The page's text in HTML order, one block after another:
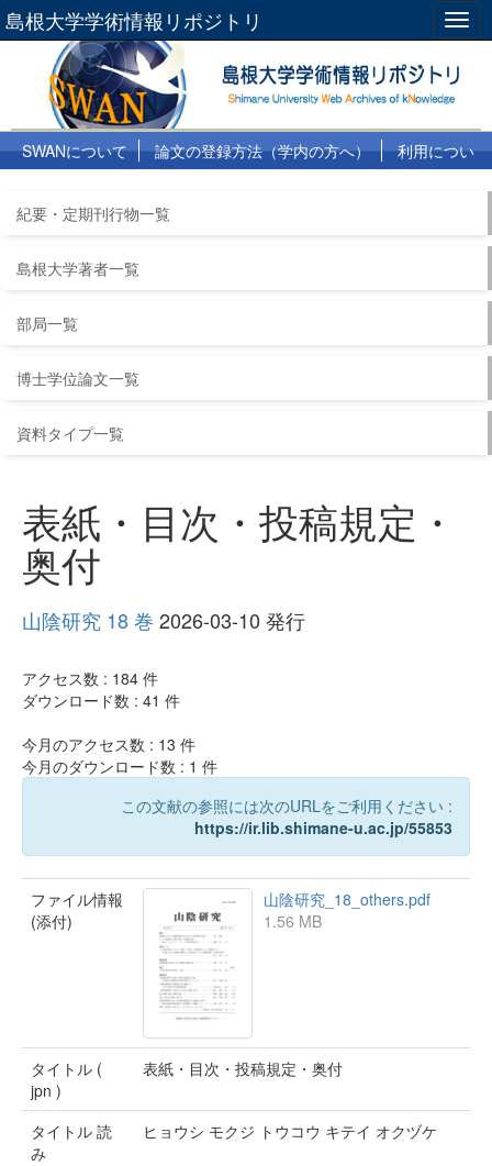
島根大学学術情報リポジトリ
SWANについて 論文の登録方法（学内の方へ）
利用につい
紀要・定期刊行物一覧
島根大学著者一覧
部局一覧
博士学位論文一覧
資料タイプ一覧
表紙・目次・投稿規定・
奥付
山陰研究 18 巻 2026-03-10 発行
アクセス数 : 184 件
ダウンロード数 : 41 件
今月のアクセス数 : 13 件
今月のダウンロード数 : 1 件
この文献の参照には次のURLをご利用ください :
https://ir.lib.shimane-u.ac.jp/55853
ファイル情報
(添付)
山陰研究_18_others.pdf
1.56 MB
タイトル (
jpn )
表紙・目次・投稿規定・奥付
タイトル 読
み
ヒョウシ モクジ トウコウ キテイ オクヅケ